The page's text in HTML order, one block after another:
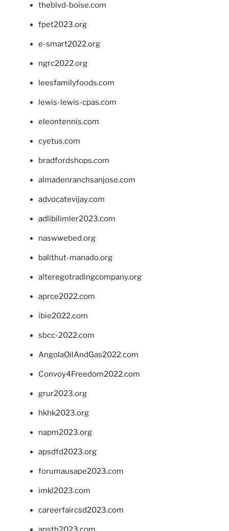
theblvd-boise.com
fpet2023.org
e-smart2022.org
ngrc2022.org
leesfamilyfoods.com
lewis-lewis-cpas.com
eleontennis.com
cyetus.com
bradfordshops.com
almadenranchsanjose.com
advocatevijay.com
adlibilimler2023.com
naswwebed.org
balithut-manado.org
alteregotradingcompany.org
aprce2022.com
ibie2022.com
sbcc-2022.com
AngolaOilAndGas2022.com
Convoy4Freedom2022.com
grur2023.org
hkhk2023.org
napm2023.org
apsdfd2023.org
forumausape2023.com
imkl2023.com
careerfaircsd2023.com